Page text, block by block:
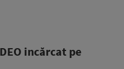
incărcat pe